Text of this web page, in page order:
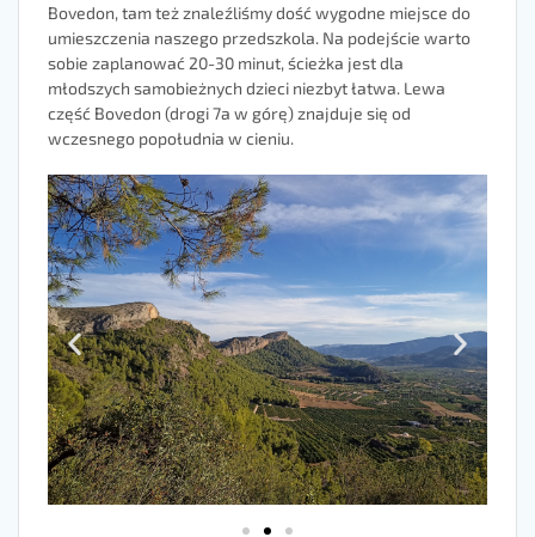
Bovedon, tam też znaleźliśmy dość wygodne miejsce do
umieszczenia naszego przedszkola. Na podejście warto
sobie zaplanować 20-30 minut, ścieżka jest dla
młodszych samobieżnych dzieci niezbyt łatwa. Lewa
część Bovedon (drogi 7a w górę) znajduje się od
wczesnego popołudnia w cieniu.